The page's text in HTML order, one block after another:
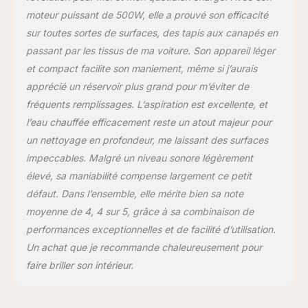
librement entre deux
modes 【Long tuyau de
nettoyage】Avec tuyau
de détachage intégré de
180 cm. Et comprend un
accessoire
être utilisé pour nettoyer
le tuyau.liberté de
mouvement totale et
grand rayon d'action
d'alimentation de 5m et
au tuyau de 1.8m
【EFFICACITÉ PROUVÉE
POUR L'ÉLIMINATION
efficacement les liquides
moteur puissant de 500W, elle a prouvé son efficacité
sur toutes sortes de surfaces, des tapis aux canapés en
passant par les tissus de ma voiture. Son appareil léger
et compact facilite son maniement, même si j’aurais
apprécié un réservoir plus grand pour m’éviter de
fréquents remplissages. L’aspiration est excellente, et
l’eau chauffée efficacement reste un atout majeur pour
un nettoyage en profondeur, me laissant des surfaces
impeccables. Malgré un niveau sonore légèrement
élevé, sa maniabilité compense largement ce petit
défaut. Dans l’ensemble, elle mérite bien sa note
moyenne de 4, 4 sur 5, grâce à sa combinaison de
performances exceptionnelles et de facilité d’utilisation.
Un achat que je recommande chaleureusement pour
faire briller son intérieur.